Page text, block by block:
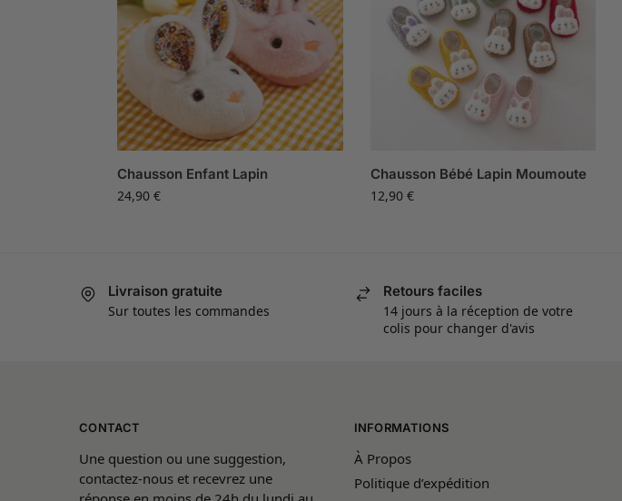
Chausson Enfant Lapin
24,90 €
Chausson Bébé Lapin Moumoute
12,90 €
Livraison gratuite
Sur toutes les commandes
Retours faciles
14 jours à la réception de votre
colis pour changer d'avis
CONTACT
Une question ou une suggestion,
contactez-nous et recevrez une
INFORMATIONS
À Propos
Politique d’expédition